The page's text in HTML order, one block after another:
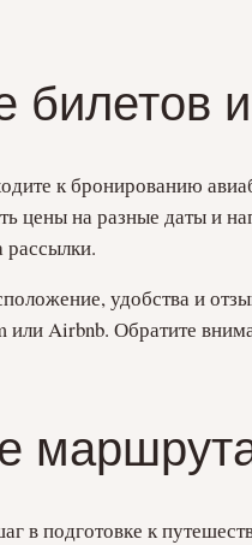
билетов
к бронированию
цены на разные даты и
рассылки.
удобства и
или Airbnb. Обратите
в подготовке к